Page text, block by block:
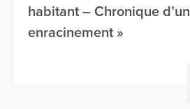
habitant – Chronique d’un
enracinement »